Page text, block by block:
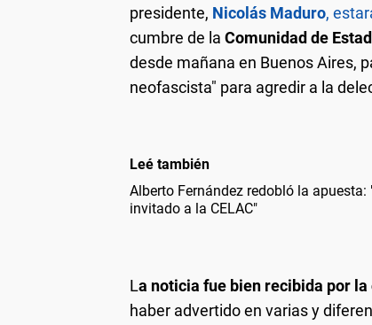
presidente, Nicolás Maduro,
cumbre de la Comunidad de
desde mañana en Buenos Aires,
neofascista" para agredir a la
Leé también
Alberto Fernández redobló la
invitado a la CELAC"
La noticia fue bien recibida por
haber advertido en varias y